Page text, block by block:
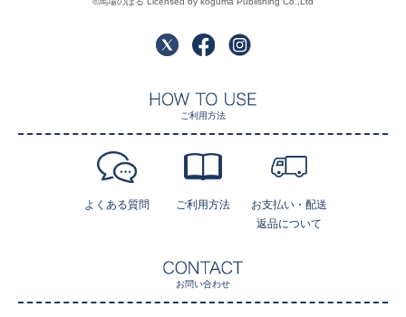
お問い合わせ
ご利用方法
よくある質問 ご利用方法
お支払い・配送
返品について